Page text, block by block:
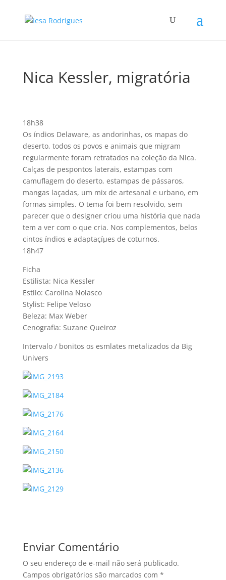
Nica Kessler, migratória
18h38
Os í­ndios Delaware, as andorinhas, os mapas do
deserto, todos os povos e animais que migram
regularmente foram retratados na coleção da Nica.
Calças de pespontos laterais, estampas com
camuflagem do deserto, estampas de pássaros,
mangas laçadas, um mix de artesanal e urbano, em
formas simples. O tema foi bem resolvido, sem
parecer que o designer criou uma história que nada
tem a ver com o que cria. Nos complementos, belos
cintos í­ndios e adaptaçíµes de coturnos.
18h47
Ficha
Estilista: Nica Kessler
Estilo: Carolina Nolasco
Stylist: Felipe Veloso
Beleza: Max Weber
Cenografia: Suzane Queiroz
Intervalo / bonitos os esmlates metalizados da Big
Univers
Enviar Comentário
O seu endereço de e-mail não será publicado.
Campos obrigatórios são marcados com *